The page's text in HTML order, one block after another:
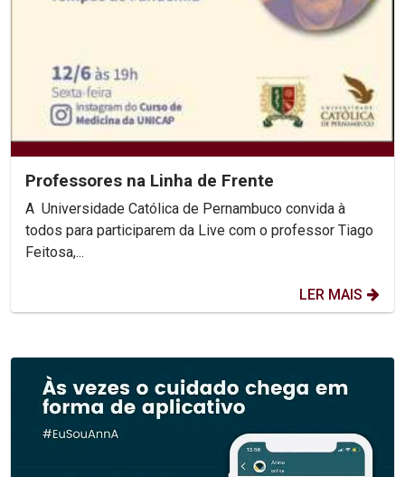
Professores na Linha de Frente
A Universidade Católica de Pernambuco convida à
todos para participarem da Live com o professor Tiago
Feitosa,...
LER MAIS